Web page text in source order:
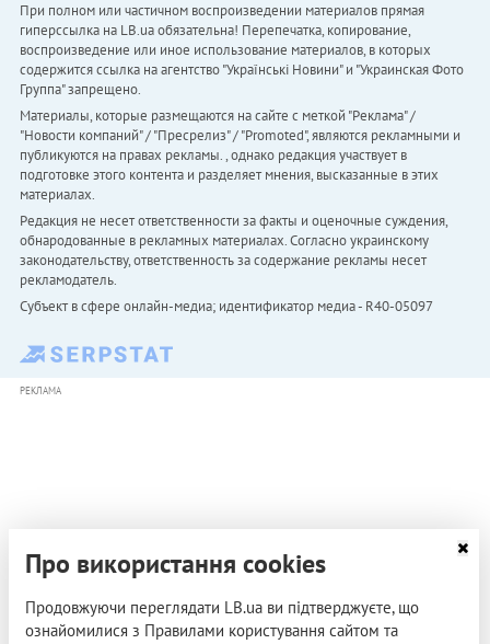
При полном или частичном воспроизведении материалов прямая
гиперссылка на LB.ua обязательна! Перепечатка, копирование,
воспроизведение или иное использование материалов, в которых
содержится ссылка на агентство "Українськi Новини" и "Украинская Фото
Группа" запрещено.
Материалы, которые размещаются на сайте с меткой "Реклама" /
"Новости компаний" / "Пресрелиз" / "Promoted", являются рекламными и
публикуются на правах рекламы. , однако редакция участвует в
подготовке этого контента и разделяет мнения, высказанные в этих
материалах.
Редакция не несет ответственности за факты и оценочные суждения,
обнародованные в рекламных материалах. Согласно украинскому
законодательству, ответственность за содержание рекламы несет
рекламодатель.
Субъект в сфере онлайн-медиа; идентификатор медиа - R40-05097
РЕКЛАМА
Про використання cookies
Продовжуючи переглядати LB.ua ви підтверджуєте, що
ознайомилися з Правилами користування сайтом та